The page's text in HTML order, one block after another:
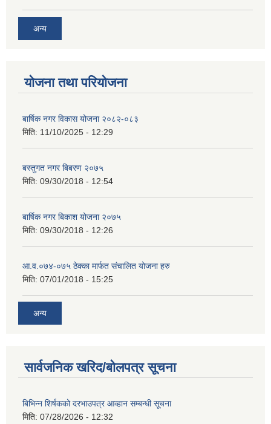
अन्य
योजना तथा परियोजना
बार्षिक नगर विकास योजना २०८२-०८३
मिति: 11/10/2025 - 12:29
बस्तुगत नगर बिबरण २०७५
मिति: 09/30/2018 - 12:54
बार्षिक नगर बिकाश योजना २०७५
मिति: 09/30/2018 - 12:26
आ.व.०७४-०७५ ठेक्का मार्फत संचालित योजना हरु
मिति: 07/01/2018 - 15:25
अन्य
सार्वजनिक खरिद/बोलपत्र सूचना
बिभिन्‍न शिर्षकको दरभाउपत्र आव्हान सम्बन्धी सूचना
मिति: 07/28/2026 - 12:32